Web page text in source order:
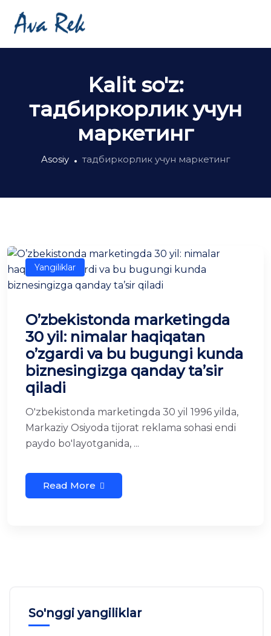
Kalit so'z:
тадбиркорлик учун
маркетинг
Asosiy тадбиркорлик учун маркетинг
Yangiliklar
O’zbekistonda marketingda
30 yil: nimalar haqiqatan
o’zgardi va bu bugungi kunda
biznesingizga qanday ta’sir
qiladi
O'zbekistonda marketingda 30 yil 1996 yilda,
Markaziy Osiyoda tijorat reklama sohasi endi
paydo bo'layotganida, ...
Read More
So'nggi yangiliklar